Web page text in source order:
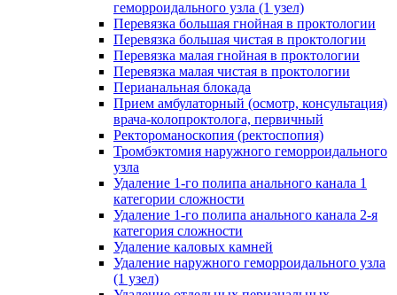
геморроидального узла (1 узел)
Перевязка большая гнойная в проктологии
Перевязка большая чистая в проктологии
Перевязка малая гнойная в проктологии
Перевязка малая чистая в проктологии
Перианальная блокада
Прием амбулаторный (осмотр, консультация)
врача-колопроктолога, первичный
Ректороманоскопия (ректоспопия)
Тромбэктомия наружного геморроидального
узла
Удаление 1-го полипа анального канала 1
категории сложности
Удаление 1-го полипа анального канала 2-я
категория сложности
Удаление каловых камней
Удаление наружного геморроидального узла
(1 узел)